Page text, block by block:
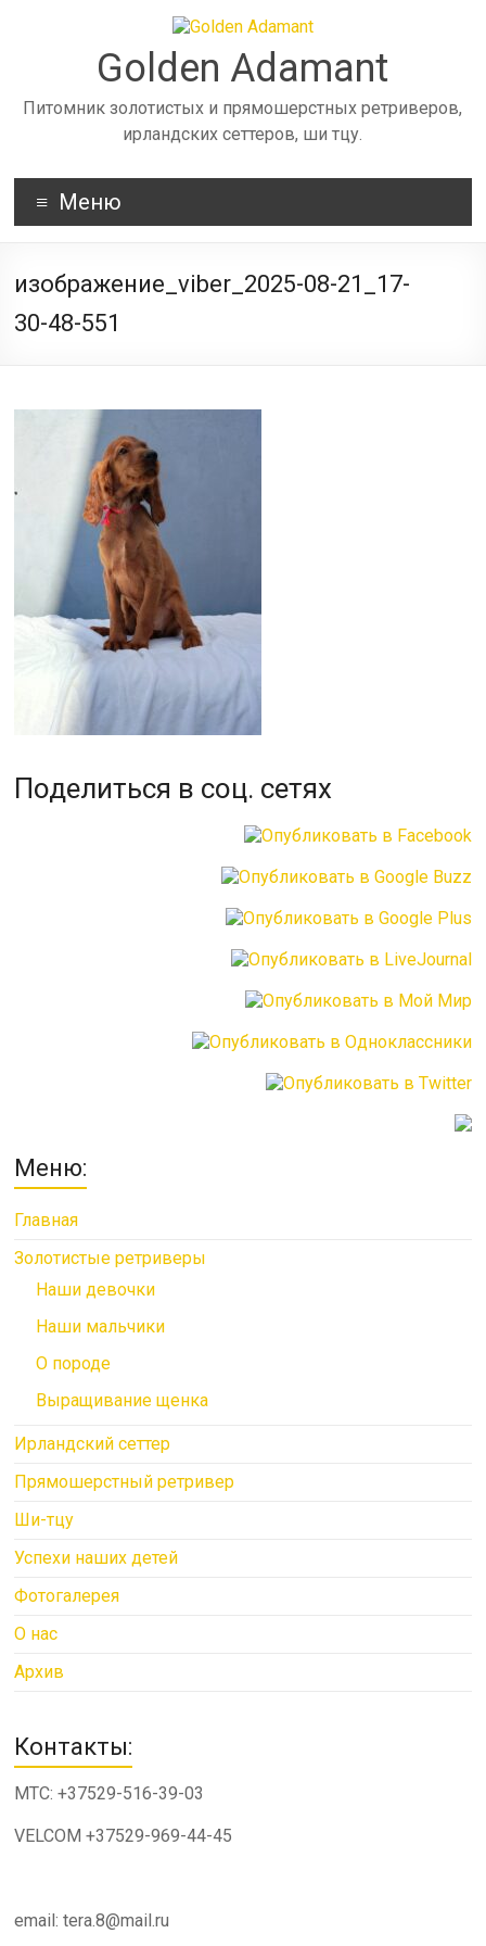
Golden Adamant
Питомник золотистых и прямошерстных ретриверов,
ирландских сеттеров, ши тцу.
Меню
изображение_viber_2025-08-21_17-
30-48-551
Поделиться в соц. сетях
Меню:
Главная
Золотистые ретриверы
Наши девочки
Наши мальчики
О породе
Выращивание щенка
Ирландский сеттер
Прямошерстный ретривер
Ши-тцу
Успехи наших детей
Фотогалерея
О нас
Архив
Контакты:
МТС: +37529-516-39-03
VELCOM +37529-969-44-45
email: tera.8@mail.ru